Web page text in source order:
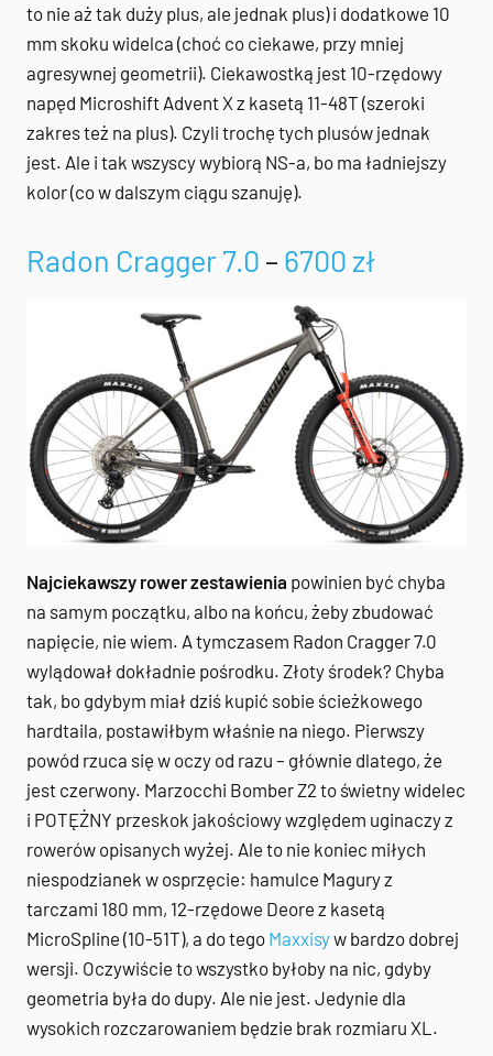
to nie aż tak duży plus, ale jednak plus) i dodatkowe 10
mm skoku widelca (choć co ciekawe, przy mniej
agresywnej geometrii). Ciekawostką jest 10-rzędowy
napęd Microshift Advent X z kasetą 11-48T (szeroki
zakres też na plus). Czyli trochę tych plusów jednak
jest. Ale i tak wszyscy wybiorą NS-a, bo ma ładniejszy
kolor (co w dalszym ciągu szanuję).
Radon Cragger 7.0 – 6700 zł
Najciekawszy rower zestawienia powinien być chyba
na samym początku, albo na końcu, żeby zbudować
napięcie, nie wiem. A tymczasem Radon Cragger 7.0
wylądował dokładnie pośrodku. Złoty środek? Chyba
tak, bo gdybym miał dziś kupić sobie ścieżkowego
hardtaila, postawiłbym właśnie na niego. Pierwszy
powód rzuca się w oczy od razu – głównie dlatego, że
jest czerwony. Marzocchi Bomber Z2 to świetny widelec
i POTĘŻNY przeskok jakościowy względem uginaczy z
rowerów opisanych wyżej. Ale to nie koniec miłych
niespodzianek w osprzęcie: hamulce Magury z
tarczami 180 mm, 12-rzędowe Deore z kasetą
MicroSpline (10-51T), a do tego Maxxisyw bardzo dobrej
wersji. Oczywiście to wszystko byłoby na nic, gdyby
geometria była do dupy. Ale nie jest. Jedynie dla
wysokich rozczarowaniem będzie brak rozmiaru XL.